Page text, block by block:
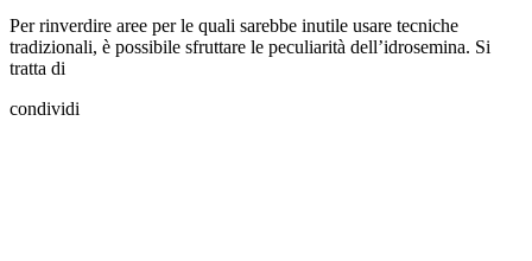
Per rinverdire aree per le quali sarebbe inutile usare tecniche
tradizionali, è possibile sfruttare le peculiarità dell’idrosemina. Si
tratta di
condividi